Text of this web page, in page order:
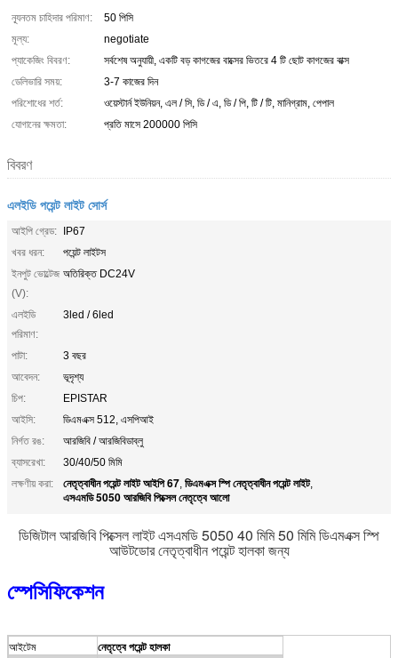
ন্যূনতম চাহিদার পরিমাণ:
50 পিসি
মূল্য:
negotiate
প্যাকেজিং বিবরণ:
সর্বশেষ অনুযায়ী, একটি বড় কাগজের বাক্সের ভিতরে 4 টি ছোট কাগজের বাক্স
ডেলিভারি সময়:
3-7 কাজের দিন
পরিশোধের শর্ত:
ওয়েস্টার্ন ইউনিয়ন, এল / সি, ডি / এ, ডি / পি, টি / টি, মানিগ্রাম, পেপাল
যোগানের ক্ষমতা:
প্রতি মাসে 200000 পিসি
বিবরণ
এলইডি পয়েন্ট লাইট সোর্স
আইপি গ্রেড: IP67
খবর ধরন:
পয়েন্ট লাইটস
ইনপুট ভোল্টেজ
(V):
অতিরিক্ত DC24V
এলইডি
পরিমাণ:
3led / 6led
পাটা:
3 বছর
আবেদন:
ভূদৃশ্য
চিপ:
EPISTAR
আইসি:
ডিএমএক্স 512, এসপিআই
নির্গত রঙ:
আরজিবি / আরজিবিডাব্লু
ব্যাসরেখা:
30/40/50 মিমি
লক্ষণীয় করা:
নেতৃত্বাধীন পয়েন্ট লাইট আইপি 67, ডিএমএক্স স্পি নেতৃত্বাধীন পয়েন্ট লাইট,
এসএমডি 5050 আরজিবি পিক্সেল নেতৃত্বে আলো
ডিজিটাল আরজিবি পিক্সেল লাইট এসএমডি 5050 40 মিমি 50 মিমি ডিএমএক্স স্পি
আউটডোর নেতৃত্বাধীন পয়েন্ট হালকা জন্য
স্পেসিফিকেশন
আইটেম
নেতৃত্বে পয়েন্ট হালকা